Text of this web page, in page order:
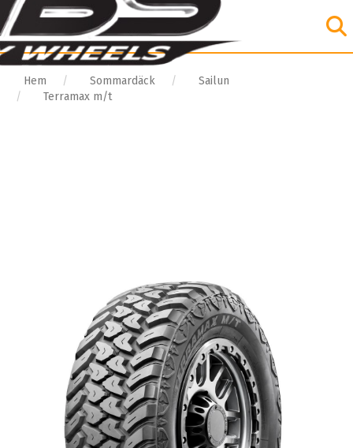
Hem Sommardäck
Sailun
Terramax m/t